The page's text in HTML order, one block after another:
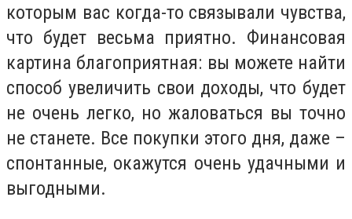
которым вас когда-то связывали чувства,
что будет весьма приятно. Финансовая
картина благоприятная: вы можете найти
способ увеличить свои доходы, что будет
не очень легко, но жаловаться вы точно
не станете. Все покупки этого дня, даже –
спонтанные, окажутся очень удачными и
выгодными.